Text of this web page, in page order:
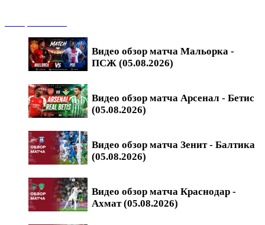
Видео обзор матча Мальорка -
ПСЖ (05.08.2026)
Видео обзор матча Арсенал - Бетис
(05.08.2026)
Видео обзор матча Зенит - Балтика
(05.08.2026)
Видео обзор матча Краснодар -
Ахмат (05.08.2026)